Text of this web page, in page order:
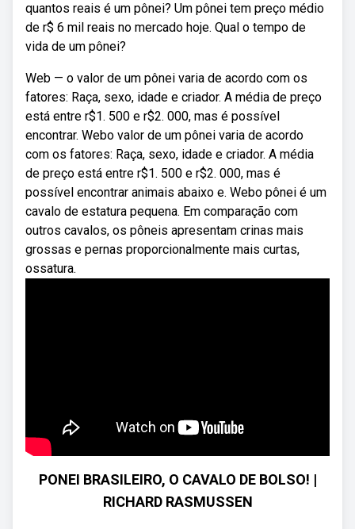
quantos reais é um pônei? Um pônei tem preço médio
de r$ 6 mil reais no mercado hoje. Qual o tempo de
vida de um pônei?
Web — o valor de um pônei varia de acordo com os
fatores: Raça, sexo, idade e criador. A média de preço
está entre r$1. 500 e r$2. 000, mas é possível
encontrar. Webo valor de um pônei varia de acordo
com os fatores: Raça, sexo, idade e criador. A média
de preço está entre r$1. 500 e r$2. 000, mas é
possível encontrar animais abaixo e. Webo pônei é um
cavalo de estatura pequena. Em comparação com
outros cavalos, os pôneis apresentam crinas mais
grossas e pernas proporcionalmente mais curtas,
ossatura.
PONEI BRASILEIRO, O CAVALO DE BOLSO! |
RICHARD RASMUSSEN